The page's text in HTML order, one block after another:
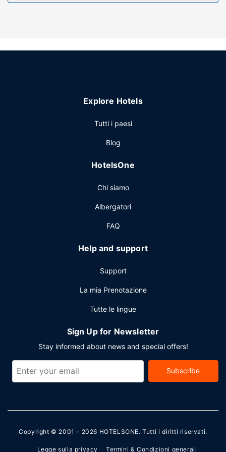
Explore Hotels
Tutti i paesi
Blog
HotelsOne
Chi siamo
Albergatori
FAQ
Help and support
Support
La mia Prenotazione
Tutte le lingue
Sign Up for Newsletter
Stay informed about news and special offers!
Subscribe
Copyright © 2001 - 2026 HOTELSONE. Tutti i diritti riservati.
Legge sulla privacy Termini & Condizioni generali